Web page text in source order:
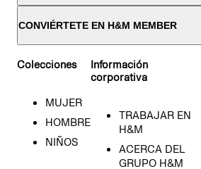
CONVIÉRTETE EN H&M MEMBER
Colecciones
MUJER
HOMBRE
NIÑOS
Información
corporativa
TRABAJAR EN
H&M
ACERCA DEL
GRUPO H&M